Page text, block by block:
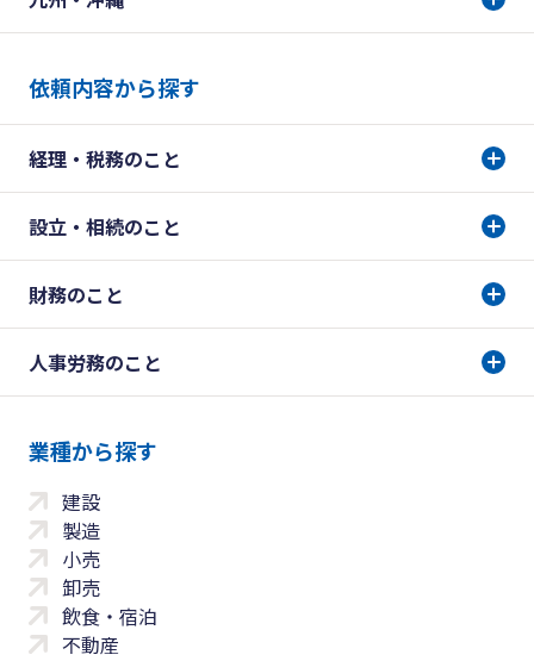
依頼内容から探す
経理・税務のこと
設立・相続のこと
財務のこと
人事労務のこと
業種から探す
建設
製造
小売
卸売
飲食・宿泊
不動産